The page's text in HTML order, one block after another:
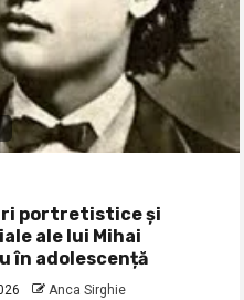
portretistice și
ale lui Mihai
în adolescență
Anca Sirghie